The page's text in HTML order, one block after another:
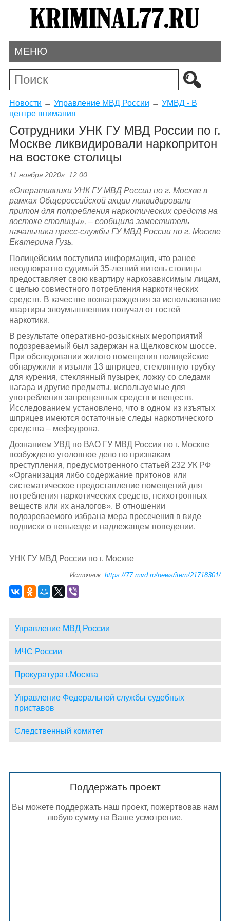
МЕНЮ
Новости → Управление МВД России → УМВД - В
центре внимания
Сотрудники УНК ГУ МВД России по г.
Москве ликвидировали наркопритон
на востоке столицы
11 ноября 2020г. 12:00
«Оперативники УНК ГУ МВД России по г. Москве в
рамках Общероссийской акции ликвидировали
притон для потребления наркотических средств на
востокестолицы», – сообщила заместитель
начальника пресс-службы ГУ МВД России по г. Москве
Екатерина Гузь.
Полицейским поступила информация, что ранее
неоднократно судимый 35-летний житель столицы
предоставляет свою квартиру наркозависимым лицам,
с целью совместного потребления наркотических
средств. В качестве вознаграждения за использование
квартиры злоумышленник получал от гостей
наркотики.
В результате оперативно-розыскных мероприятий
подозреваемый был задержан на Щелковском шоссе.
При обследовании жилого помещения полицейские
обнаружили и изъяли 13 шприцев, стеклянную трубку
для курения, стеклянный пузырек, ложку со следами
нагара и другие предметы, используемые для
употребления запрещенных средств и веществ.
Исследованием установлено, что в одном из изъятых
шприцев имеются остаточные следы наркотического
средства – мефедрона.
Дознанием УВД по ВАО ГУ МВД России по г. Москве
возбуждено уголовное дело по признакам
преступления, предусмотренного статьей 232 УК РФ
«Организация либо содержание притонов или
систематическое предоставление помещений для
потребления наркотических средств, психотропных
веществ или их аналогов». В отношении
подозреваемого избрана мера пресечения в виде
подписки о невыезде и надлежащем поведении.
УНК ГУ МВД России по г. Москве
Источник:https://77.mvd.ru/news/item/21718301/
Управление МВД России
МЧС России
Прокуратура г.Москва
Управление Федеральной службы судебных
приставов
Следственный комитет
Поддержать проект
Вы можете поддержать наш проект, пожертвовав нам
любую сумму на Ваше усмотрение.